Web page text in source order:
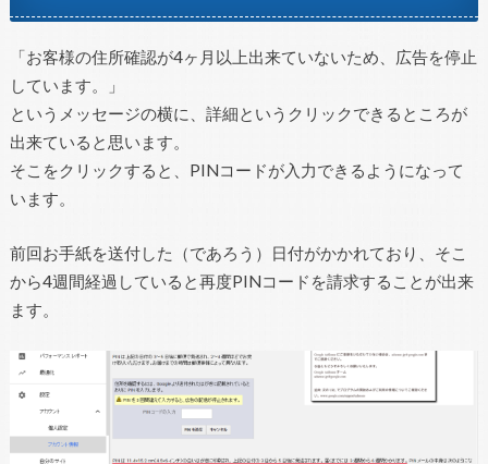
「お客様の住所確認が4ヶ月以上出来ていないため、広告を停止
しています。」
というメッセージの横に、詳細というクリックできるところが
出来ていると思います。
そこをクリックすると、PINコードが入力できるようになって
います。
前回お手紙を送付した（であろう）日付がかかれており、そこ
から4週間経過していると再度PINコードを請求することが出来
ます。